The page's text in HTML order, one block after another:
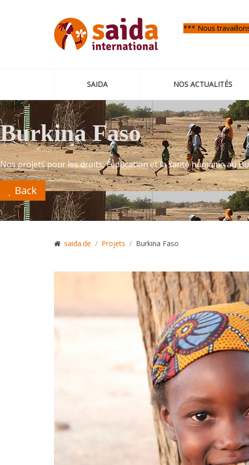
*** Nous
SAIDA NOS ACTUALITÉS
Burkina Faso
Nos projets pour les droits, l'éducation et la santé humaine au
Back
saida.de Projets Burkina Faso